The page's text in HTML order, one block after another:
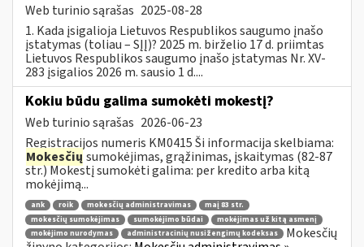
Web turinio sąrašas 2025-08-28
1. Kada įsigalioja Lietuvos Respublikos saugumo įnašo
įstatymas (toliau – SĮĮ)? 2025 m. birželio 17 d. priimtas
Lietuvos Respublikos saugumo įnašo įstatymas Nr. XV-
283 įsigalios 2026 m. sausio 1 d....
Kokiu būdu galima sumokėti mokestį?
Web turinio sąrašas 2026-06-23
Registracijos numeris KM0415 Ši informacija skelbiama:
Mokesčių sumokėjimas, grąžinimas, įskaitymas (82-87
str.) Mokestį sumokėti galima: per kredito arba kitą
mokėjimą...
ank roik mokesčių administravimas
maį 83 str.
mokesčių sumokėjimas
sumokėjimo būdai
mokėjimas už kitą asmenį
mokėjimo nurodymas
administracinių nusižengimų kodeksas
Mokesčių